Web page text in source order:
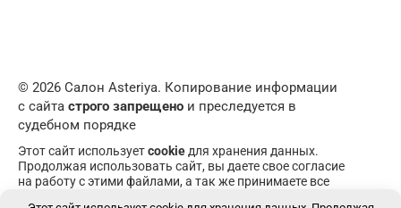
© 2026 Салон Asteriya. Копирование информации
с сайта строго запрещено и преследуется в
судебном порядке
Этот сайт используетcookie для хранения данных.
Продолжая использовать сайт, вы даете свое согласие
на работу с этими файлами, а так же принимаете все